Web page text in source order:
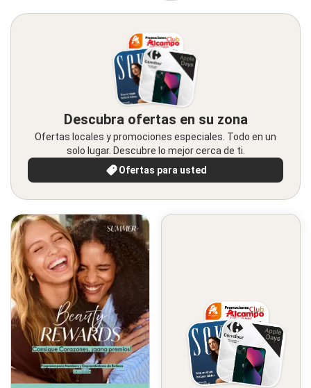
Descubra ofertas en su zona
Ofertas locales y promociones especiales. Todo en un
solo lugar. Descubre lo mejor cerca de ti.
Ofertas para usted